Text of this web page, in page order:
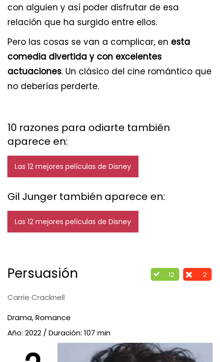
con alguien y así poder disfrutar de esa
relación que ha surgido entre ellos.
Pero las cosas se van a complicar, en esta
comedia divertida y con excelentes
actuaciones. Un clásico del cine romántico que
no deberías perderte.
10 razones para odiarte también
aparece en:
Las 12 mejores películas de Disney
Gil Junger también aparece en:
Las 12 mejores películas de Disney
12 2
Persuasión
Carrie Cracknell
Drama, Romance
Año: 2022 / Duración: 107 min